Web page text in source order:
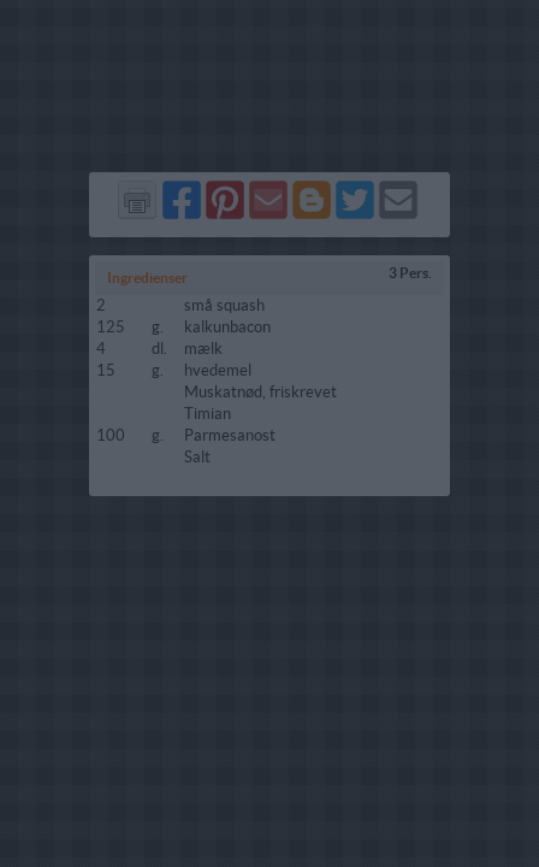
Del
på
Facebook
Del
på
Pinterest
Send
via
GMail
Del
på
Blogger
Del
på
Twitter
Send
Ingredienser 3 Pers.
2
små squash
125
g.
kalkunbacon
4
dl.
mælk
15
g.
hvedemel
Muskatnød, friskrevet
Timian
100
g.
Parmesanost
Salt